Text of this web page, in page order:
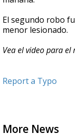
El segundo robo
menor lesionado.
Vea el video para
Report a Typo
More News